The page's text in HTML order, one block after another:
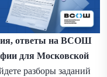
ответы на ВСОШ
для Московской
разборы заданий